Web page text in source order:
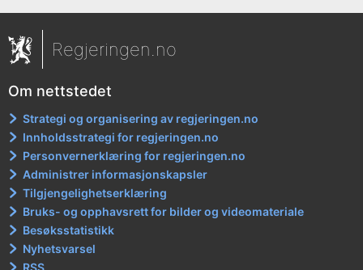
Regjeringen.no
Om nettstedet
Strategi og organisering av regjeringen.no
Innholdsstrategi for regjeringen.no
Personvernerklæring for regjeringen.no
Administrer informasjonskapsler
Tilgjengelighetserklæring
Bruks- og opphavsrett for bilder og videomateriale
Besøksstatistikk
Nyhetsvarsel